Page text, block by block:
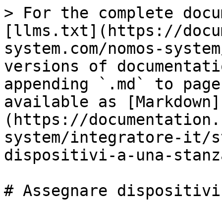
> For the complete
[llms.txt](https://
system.com/nomos-
versions of
appending `.md` to
available as [Markdown]
(https://
system/integratore-it/
dispositivi-a-una-
# Assegnare